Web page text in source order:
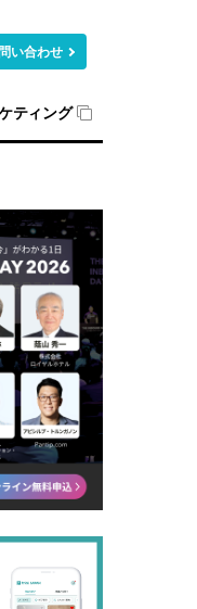
い合わせ
ティング